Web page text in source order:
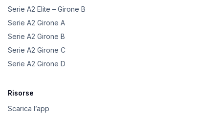
Serie A2 Elite – Girone B
Serie A2 Girone A
Serie A2 Girone B
Serie A2 Girone C
Serie A2 Girone D
Risorse
Scarica l’app